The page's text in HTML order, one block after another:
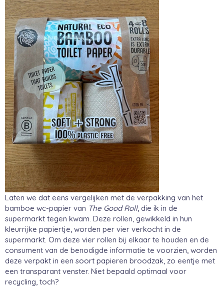
Laten we dat eens vergelijken met de verpakking van het
bamboe wc-papier van The Good Roll, die ik in de
supermarkt tegen kwam. Deze rollen, gewikkeld in hun
kleurrijke papiertje, worden per vier verkocht in de
supermarkt. Om deze vier rollen bij elkaar te houden en de
consument van de benodigde informatie te voorzien, worden
deze verpakt in een soort papieren broodzak, zo eentje met
een transparant venster. Niet bepaald optimaal voor
recycling, toch?